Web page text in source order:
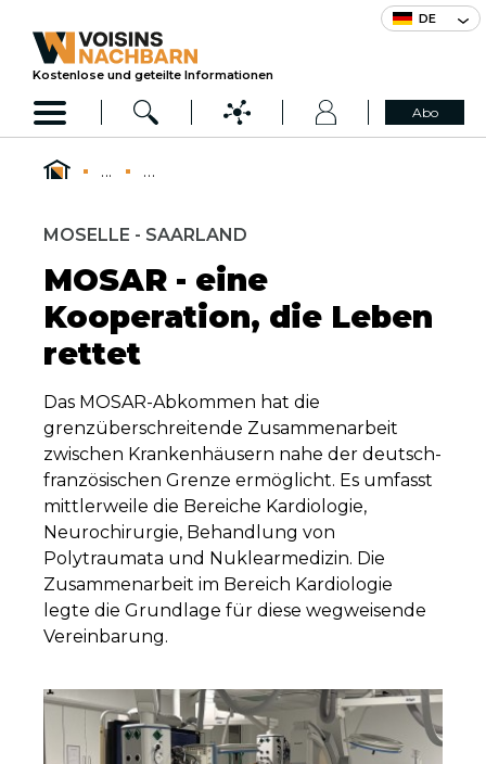
DE
Kostenlose und geteilte Informationen
Abo
... ...
MOSELLE - SAARLAND
MOSAR - eine
Kooperation, die Leben
rettet
Das MOSAR-Abkommen hat die
grenzüberschreitende Zusammenarbeit
zwischen Krankenhäusern nahe der deutsch-
französischen Grenze ermöglicht. Es umfasst
mittlerweile die Bereiche Kardiologie,
Neurochirurgie, Behandlung von
Polytraumata und Nuklearmedizin. Die
Zusammenarbeit im Bereich Kardiologie
legte die Grundlage für diese wegweisende
Vereinbarung.